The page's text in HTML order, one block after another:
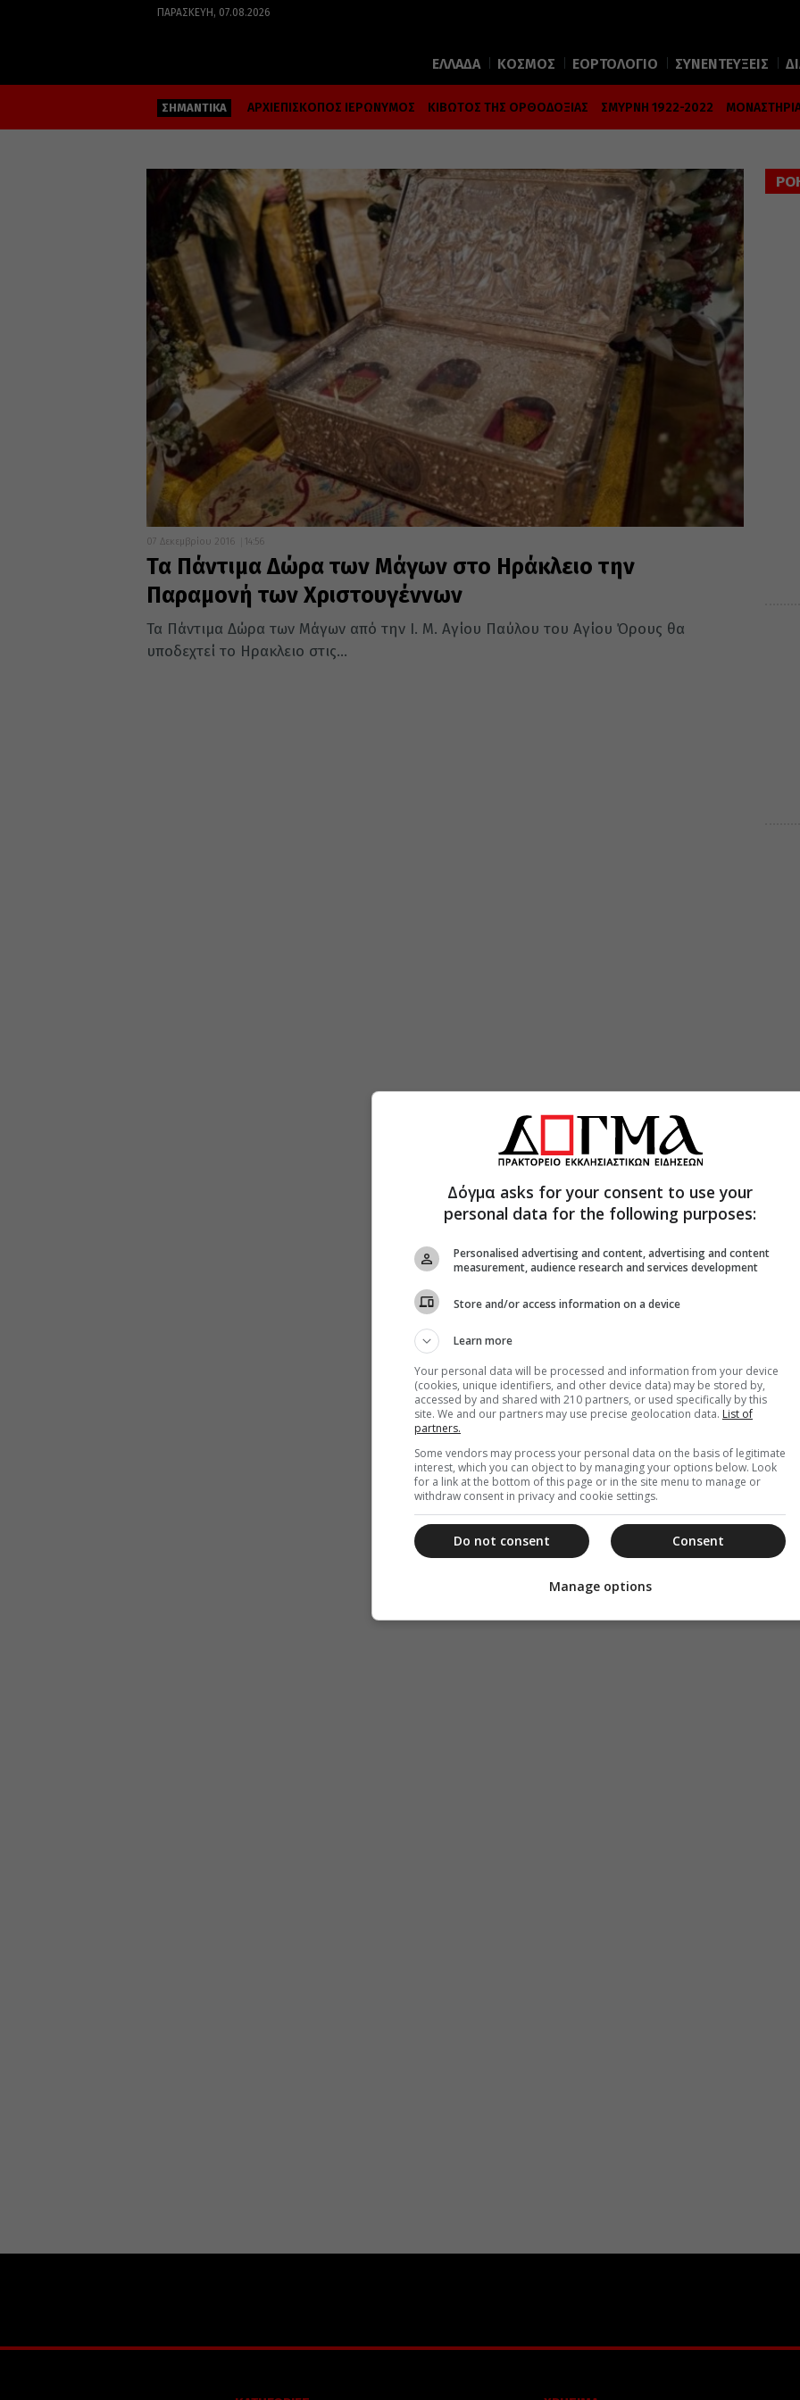
ΠΑΡΑΣΚΕΥΉ, 07.08.2026
ΕΛΛΑΔΑ ΚΟΣΜΟΣ ΕΟΡΤΟΛΟΓΙΟ ΣΥΝΕΝΤΕΥΞΕΙΣ
ΣΗΜΑΝΤΙΚΑ ΑΡΧΙΕΠΙΣΚΟΠΟΣ ΙΕΡΩΝΥΜΟΣ ΚΙΒΩΤΟΣ ΤΗΣ ΟΡΘΟΔΟΞΙΑΣ ΣΜΥΡΝΗ 1922-2022
07 Δεκεμβρίου 2016 14:56
Τα Πάντιμα Δώρα των Μάγων στο Ηράκλειο την
Παραμονή των Χριστουγέννων
Τα Πάντιμα Δώρα των Μάγων από την Ι. Μ. Αγίου Παύλου του Αγίου Όρους θα
υποδεχτεί το Ηρακλειο στις...
Δόγμα asks for your consent to use your
personal data for the following purposes:
Personalised advertising and content, advertising and content
measurement, audience research and services development
Store and/or access information on a device
Learn more
Your personal data will be processed and information from your device
(cookies, unique identifiers, and other device data) may be stored by,
accessed by and shared with 210 partners, or used specifically by this
site. We and our partners may use precise geolocation data. List of
partners.
Some vendors may process your personal data on the basis of legitimate
interest, which you can object to by managing your options below. Look
for a link at the bottom of this page or in the site menu to manage or
withdraw consent in privacy and cookie settings.
Consent
Do not consent
Manage options